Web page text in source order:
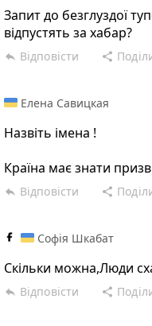
Запит до безглуздої
відпустять за хабар?
reply Відповісти share
Елена Савицкая
Назвіть імена !
Країна має знати
reply Відповісти share
Софія Шкабат
Скільки можна,Люди
reply Відповісти share